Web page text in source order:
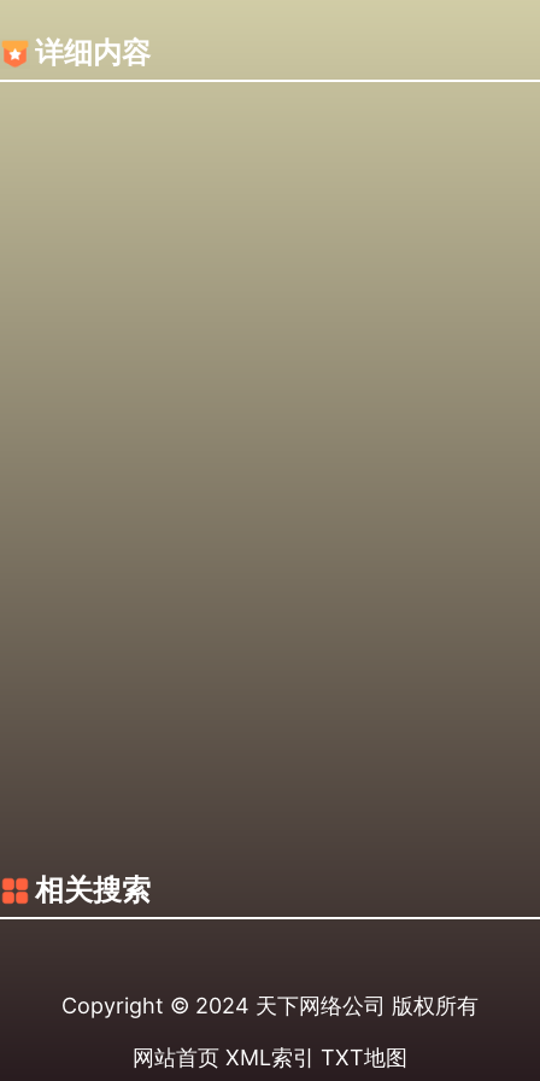
详细内容
相关搜索
Copyright © 2024 天下网络公司 版权所有
网站首页 XML索引 TXT地图